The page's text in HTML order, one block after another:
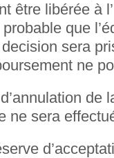
être libérée à
que
sera
ne
de
ne sera